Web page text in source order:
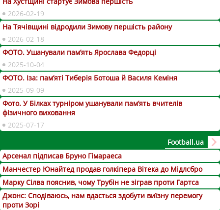
2026-02-19
На Тячівщині відродили Зимову першість району
2026-02-18
ФОТО. Ушанували пам’ять Ярослава Федорці
2025-10-04
ФОТО. Іза: пам’яті Тиберія Ботоша й Василя Кеміня
2025-09-09
Фото. У Білках турніром ушанували пам’ять вчителів
фізичного виховання
2025-07-17
Football.ua
Арсенал підписав Бруно Гімараеса
Манчестер Юнайтед продав голкіпера Вітека до Мідлсбро
Марку Сілва пояснив, чому Трубін не зіграв проти Гартса
Джонс: Сподіваюсь, нам вдасться здобути виїзну перемогу
проти Зорі